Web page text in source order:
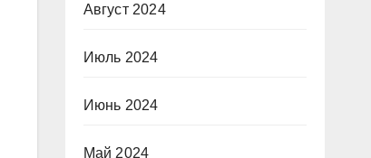
Август 2024
Июль 2024
Июнь 2024
Май 2024